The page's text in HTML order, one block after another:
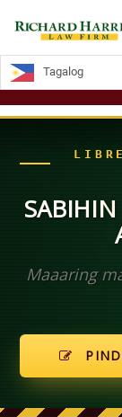
Maaaring
Tagalog
Tagalog